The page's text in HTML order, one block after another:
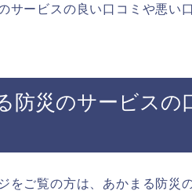
サービスの良い口コミや悪い
防災のサービスの
をご覧の方は、あかまる防災